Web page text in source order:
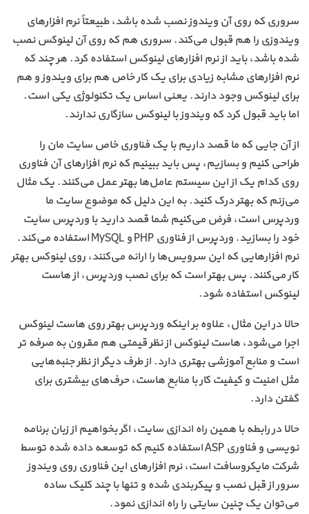
سروری که روی آن ویندوز نصب شده باشد، طبیعتاً نرم افزارهای
ویندوزی را هم قبول می‌کند. سروری هم که روی آن لینوکس نصب
شده باشد، باید از نرم افزارهای لینوکس استفاده کرد. هر چند که
نرم افزارهای مشابه زیادی برای یک کار خاص هم برای ویندوز و هم
برای لینوکس وجود دارند. یعنی اساس یک تکنولوژی یکی است.
اما باید قبول کرد که ویندوز با لینوکس سازگاری ندارند.
از آن جایی که ما قصد داریم با یک فناوری خاص سایت مان را
طراحی کنیم و بسازیم، پس باید ببینیم که نرم افزارهای آن فناوری
روی کدام یک از این سیستم عامل‌ها بهتر عمل می‌کنند. یک مثال
می‌زنم که بهتر درک کنید. به این دلیل که موضوع سایت ما
وردپرس است، فرض می‌کنیم شما قصد دارید با وردپرس سایت
خود را بسازید. وردپرس از فناوری PHP و MySQL استفاده می‌کند.
نرم افزارهایی که این سرویس‌ها را ارائه می‌کنند، روی لینوکس بهتر
کار می‌کنند. پس بهتر است که برای نصب وردپرس، از هاست
لینوکس استفاده شود.
حالا در این مثال، علاوه بر اینکه وردپرس بهتر روی هاست لینوکس
اجرا می‌شود، هاست لینوکس از نظر قیمتی هم مقرون به صرفه تر
است و منابع آموزشی بهتری دارد. از طرف دیگر از نظر جنبه‌هایی
مثل امنیت و کیفیت کار با منابع هاست، حرف‌های بیشتری برای
گفتن دارد.
حالا در رابطه با همین راه اندازی سایت، اگر بخواهیم از زبان برنامه
نویسی و فناوری ASP استفاده کنیم که توسعه داده شده توسط
شرکت مایکروسافت است، نرم افزارهای این فناوری روی ویندوز
سرور از قبل نصب و پیکربندی شده و تنها با چند کلیک ساده
می‌توان یک چنین سایتی را راه اندازی نمود.